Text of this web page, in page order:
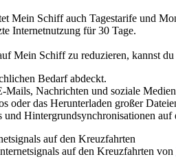
Mein Schiff auch Tagestarife und
Internetnutzung für 30 Tage.
Mein Schiff zu reduzieren, kannst
Bedarf abdeckt.
Mails, Nachrichten und soziale
oder das Herunterladen großer
Hintergrundsynchronisationen auf
auf den Kreuzfahrten
auf den Kreuzfahrten von